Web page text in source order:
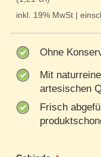
inkl. 19% MwSt |
Ohne
Mit
artesischen
Frisch